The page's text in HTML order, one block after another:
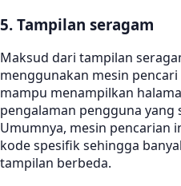
5. Tampilan seragam
Maksud dari tampilan
menggunakan mesin
mampu menampilkan
pengalaman pengguna yang
Umumnya, mesin pencarian
kode spesifik sehingga
tampilan berbeda.